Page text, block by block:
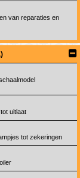
van reparaties en
uitlaat
tot zekeringen